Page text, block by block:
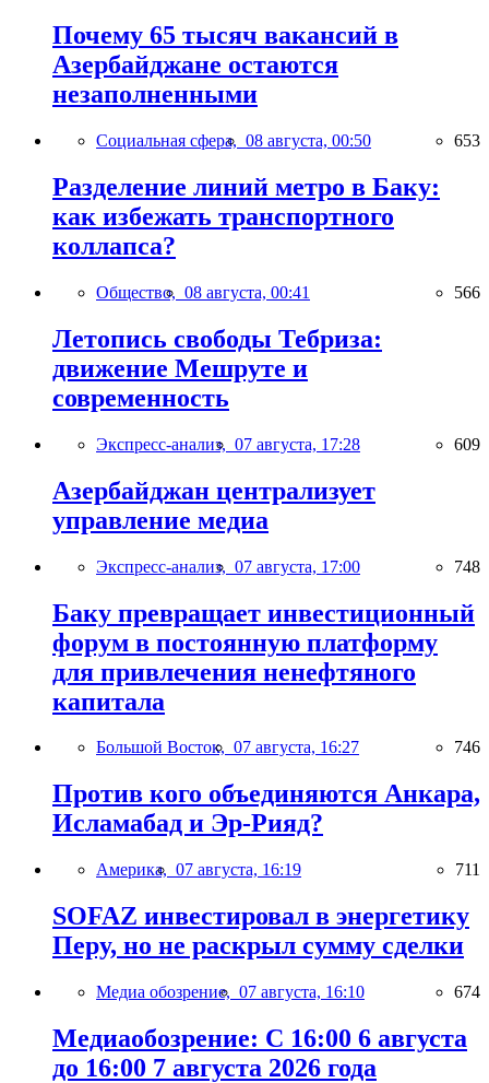
Почему 65 тысяч вакансий в
Азербайджане остаются
незаполненными
Социальная сфера, 08 августа, 00:50 653
Разделение линий метро в Баку:
как избежать транспортного
коллапса?
Общество, 08 августа, 00:41 566
Летопись свободы Тебриза:
движение Мешруте и
современность
Экспресс-анализ, 07 августа, 17:28 609
Азербайджан централизует
управление медиа
Экспресс-анализ, 07 августа, 17:00 748
Баку превращает инвестиционный
форум в постоянную платформу
для привлечения ненефтяного
капитала
Большой Восток, 07 августа, 16:27 746
Против кого объединяются Анкара,
Исламабад и Эр-Рияд?
Америка, 07 августа, 16:19 711
SOFAZ инвестировал в энергетику
Перу, но не раскрыл сумму сделки
Медиа обозрение, 07 августа, 16:10 674
Медиаобозрение: С 16:00 6 августа
до 16:00 7 августа 2026 года